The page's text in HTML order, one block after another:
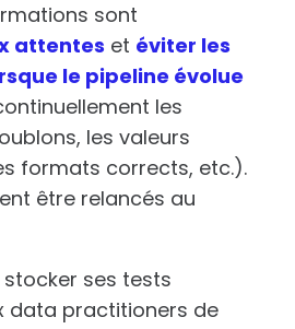
sont
attentes et éviter les
le pipeline évolue
les
les valeurs
formats corrects, etc.).
être relancés au
ses tests
data practitioners de